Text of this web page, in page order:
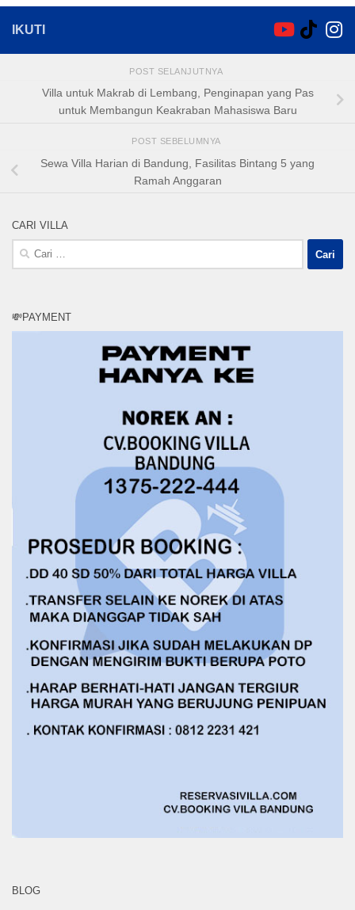
IKUTI
POST SELANJUTNYA
Villa untuk Makrab di Lembang, Penginapan yang Pas
untuk Membangun Keakraban Mahasiswa Baru
POST SEBELUMNYA
Sewa Villa Harian di Bandung, Fasilitas Bintang 5 yang
Ramah Anggaran
CARI VILLA
Cari
💸PAYMENT
BLOG